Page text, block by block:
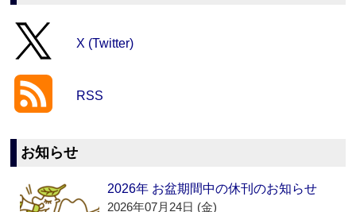
X (Twitter)
RSS
お知らせ
2026年 お盆期間中の休刊のお知らせ
2026年07月24日 (金)